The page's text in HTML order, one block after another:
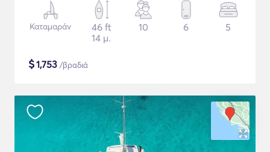
Καταμαράν
46 ft
14 μ.
10 6 5
$1,753 /βραδιά